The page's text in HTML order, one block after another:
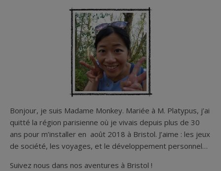
Bonjour, je suis Madame Monkey. Mariée à M. Platypus, j’ai
quitté la région parisienne où je vivais depuis plus de 30
ans pour m’installer en août 2018 à Bristol. J’aime : les jeux
de société, les voyages, et le développement personnel…
Suivez nous dans nos aventures à Bristol !